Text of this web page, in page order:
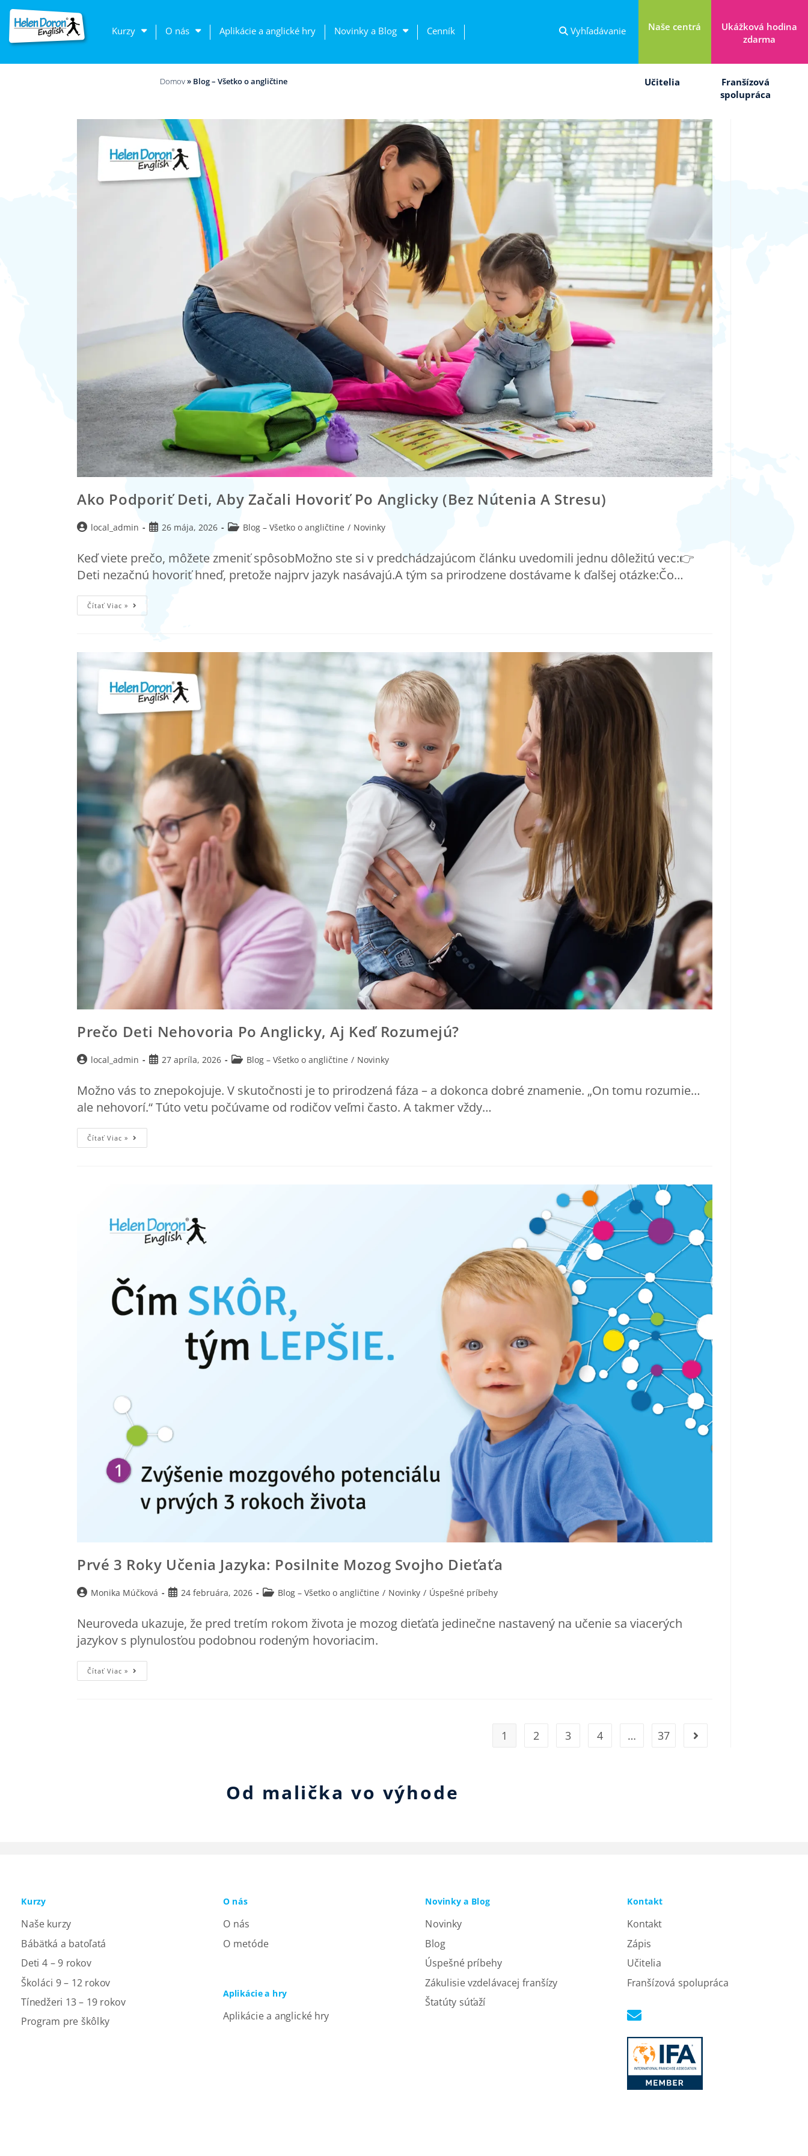
Kurzy O nás Aplikácie a anglické hry Novinky a Blog Cenník Vyhľadávanie Naše centrá
Ukážková hodina
zdarma
Domov» Blog – Všetko o angličtine Učitelia
Franšízová
spolupráca
Ako Podporiť Deti, Aby Začali Hovoriť Po Anglicky (bez Nútenia A Stresu)
local_admin 26 mája, 2026 Blog – Všetko o angličtine / Novinky
Keď viete prečo, môžete zmeniť spôsobMožno ste si v predchádzajúcom článku uvedomili jednu dôležitú vec:👉
Deti nezačnú hovoriť hneď, pretože najprv jazyk nasávajú.A tým sa prirodzene dostávame k ďalšej otázke:Čo…
Čítať Viac »
Prečo Deti Nehovoria Po Anglicky, Aj Keď Rozumejú?
local_admin 27 apríla, 2026 Blog – Všetko o angličtine / Novinky
Možno vás to znepokojuje. V skutočnosti je to prirodzená fáza – a dokonca dobré znamenie. „On tomu rozumie…
ale nehovorí.“ Túto vetu počúvame od rodičov veľmi často. A takmer vždy…
Čítať Viac »
Prvé 3 Roky Učenia Jazyka: Posilnite Mozog Svojho Dieťaťa
Monika Múčková 24 februára, 2026 Blog – Všetko o angličtine / Novinky / Úspešné príbehy
Neuroveda ukazuje, že pred tretím rokom života je mozog dieťaťa jedinečne nastavený na učenie sa viacerých
jazykov s plynulosťou podobnou rodeným hovoriacim.
Čítať Viac »
1 2 3 4 … 37
Od malička vo výhode
Kurzy
Naše kurzy
Bábätká a batoľatá
Deti 4 – 9 rokov
Školáci 9 – 12 rokov
Tínedžeri 13 – 19 rokov
Program pre škôlky
O nás
O nás
O metóde
Aplikácie a hry
Aplikácie a anglické hry
Novinky a Blog
Novinky
Blog
Úspešné príbehy
Zákulisie vzdelávacej franšízy
Štatúty súťaží
Kontakt
Kontakt
Zápis
Učitelia
Franšízová spolupráca